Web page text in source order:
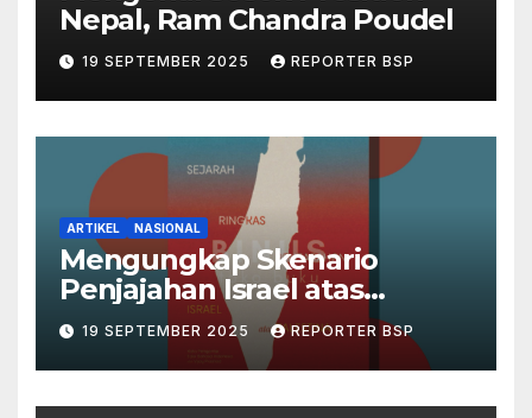
Nepal, Ram Chandra Poudel
19 SEPTEMBER 2025 REPORTER BSP
ARTIKEL NASIONAL
Mengungkap Skenario
Penjajahan Israel atas
Palestina dalam Buku Ilan
Pappé
19 SEPTEMBER 2025 REPORTER BSP